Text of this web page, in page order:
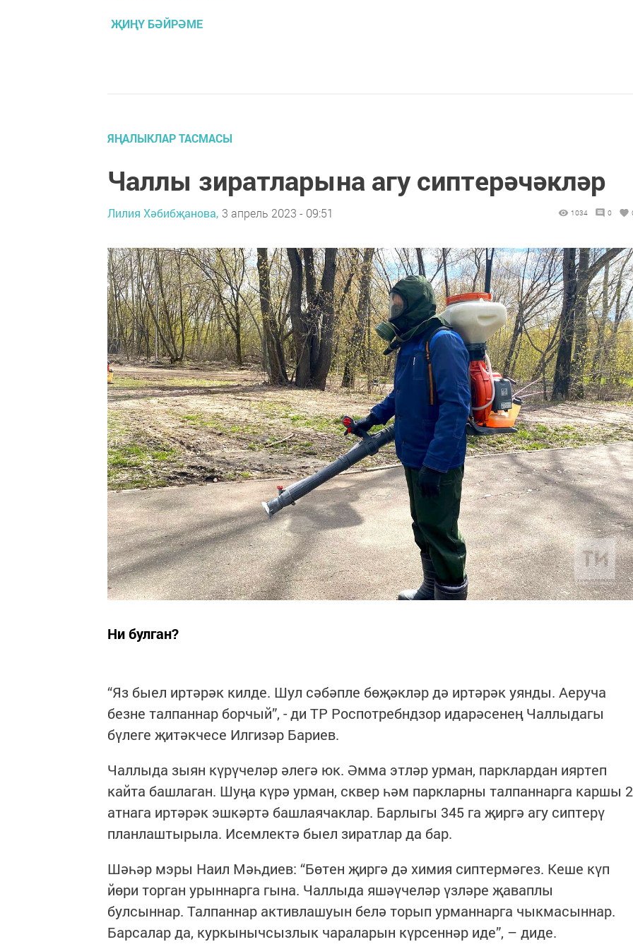
ҖИҢҮ БӘЙРӘМЕ
ЯҢАЛЫКЛАР ТАСМАСЫ
Чаллы зиратларына агу сиптерәчәкләр
Лилия Хәбибҗанова, 3 апрель 2023 - 09:51 1034 0
Ни булган?
“Яз быел иртәрәк килде. Шул сәбәпле бөҗәкләр дә иртәрәк уянды. Аеруча
безне талпаннар борчый”, - ди ТР Роспотребндзор идарәсенең Чаллыдагы
бүлеге җитәкчесе Илгизәр Бариев.
Чаллыда зыян күрүчеләр әлегә юк. Әмма этләр урман, парклардан ияртеп
кайта башлаган. Шуңа күрә урман, сквер һәм паркларны талпаннарга каршы 2
атнага иртәрәк эшкәртә башлаячаклар. Барлыгы 345 га җиргә агу сиптерү
планлаштырыла. Исемлектә быел зиратлар да бар.
Шәһәр мэры Наил Мәһдиев: “Бөтен җиргә дә химия сиптермәгез. Кеше күп
йөри торган урыннарга гына. Чаллыда яшәүчеләр үзләре җаваплы
булсыннар. Талпаннар активлашуын белә торып урманнарга чыкмасыннар.
Барсалар да, куркынычсызлык чараларын күрсеннәр иде”, – диде.